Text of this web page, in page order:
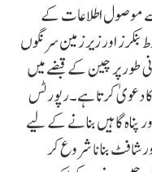
موصول اطلاعات کے
اور زیر زمین سرنگوں
طور پر چین کے قبضے میں
دعویٰ کرتا ہے۔رپورٹس
پناہ گاہیں بنانے کے لیے
شافٹ بنانا شروع کر